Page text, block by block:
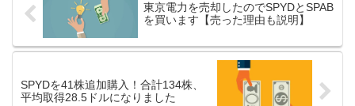
東京電力を売却したのでSPYDとSPAB
を買います【売った理由も説明】
SPYDを41株追加購入！合計134株、
平均取得28.5ドルになりました